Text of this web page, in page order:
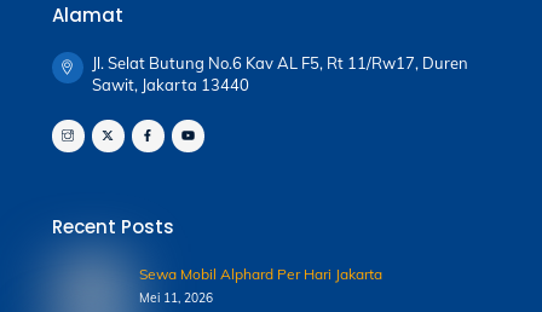
Alamat
Jl. Selat Butung No.6 Kav AL F5, Rt 11/Rw17, Duren
Sawit, Jakarta 13440
Recent Posts
Sewa Mobil Alphard Per Hari Jakarta
Mei 11, 2026